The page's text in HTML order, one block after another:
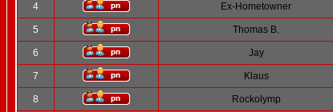
4 Ex-Hometowner
5 Thomas B.
6 Jay
7 Klaus
8 Rockolymp